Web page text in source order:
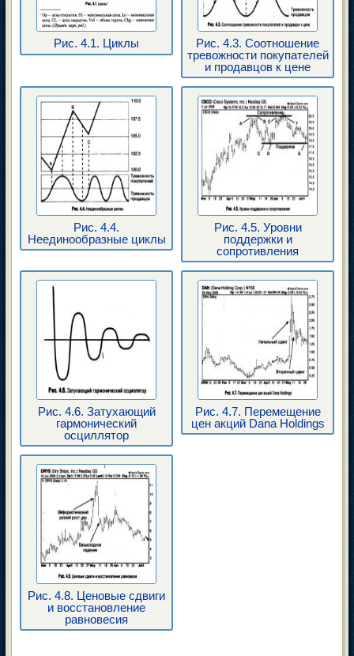
Рис. 4.1. Циклы
Рис. 4.3. Соотношение
тревожности покупателей
и продавцов к цене
Рис. 4.4.
Неединообразные циклы
Рис. 4.5. Уровни
поддержки и
сопротивления
Рис. 4.6. Затухающий
гармонический
осциллятор
Рис. 4.7. Перемещение
цен акций Dana Holdings
Рис. 4.8. Ценовые сдвиги
и восстановление
равновесия